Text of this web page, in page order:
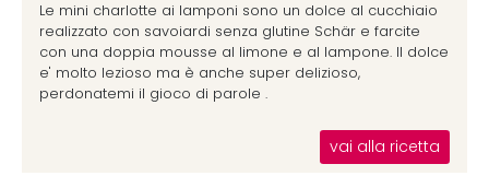
Le mini charlotte ai lamponi sono un dolce al cucchiaio
realizzato con savoiardi senza glutine Schär e farcite
con una doppia mousse al limone e al lampone. Il dolce
e' molto lezioso ma è anche super delizioso,
perdonatemi il gioco di parole .
vai alla ricetta